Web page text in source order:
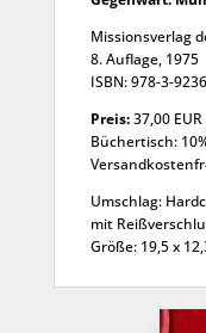
Missionsverlag
8. Auflage, 1975
ISBN: 978-3-
Preis:37,00
Büchertisch:
Umschlag:
mit
Größe: 19,5 x